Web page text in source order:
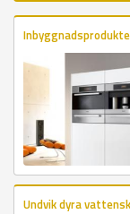
Undvik dyra